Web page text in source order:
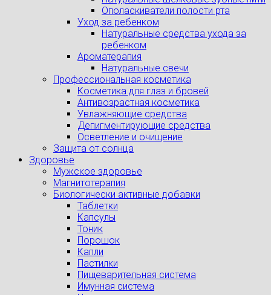
Ополаскиватели полости рта
Уход за ребенком
Натуральные средства ухода за
ребенком
Ароматерапия
Натуральные свечи
Профессиональная косметика
Косметика для глаз и бровей
Антивозрастная косметика
Увлажняющие средства
Депигментирующие средства
Осветление и очищение
Защита от солнца
Здоровье
Мужское здоровье
Магнитотерапия
Биологически активные добавки
Таблетки
Капсулы
Тоник
Порошок
Капли
Пастилки
Пищеварительная система
Имунная система